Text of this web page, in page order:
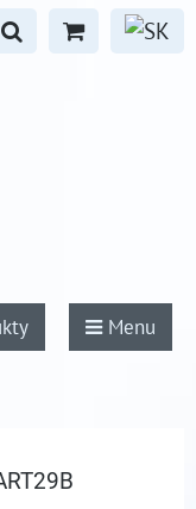
Menu